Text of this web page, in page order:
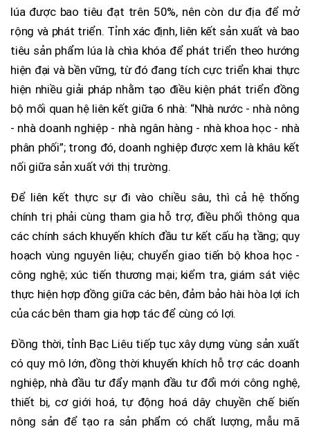
lúa được bao tiêu đạt trên 50%, nên còn dư địa để mở
rộng và phát triển. Tỉnh xác định, liên kết sản xuất và bao
tiêu sản phẩm lúa là chìa khóa để phát triển theo hướng
hiện đại và bền vững, từ đó đang tích cực triển khai thực
hiện nhiều giải pháp nhằm tạo điều kiện phát triển đồng
bộ mối quan hệ liên kết giữa 6 nhà: “Nhà nước - nhà nông
- nhà doanh nghiệp - nhà ngân hàng - nhà khoa học - nhà
phân phối”; trong đó, doanh nghiệp được xem là khâu kết
nối giữa sản xuất với thị trường.
Để liên kết thực sự đi vào chiều sâu, thì cả hệ thống
chính trị phải cùng tham gia hỗ trợ, điều phối thông qua
các chính sách khuyến khích đầu tư kết cấu hạ tầng; quy
hoạch vùng nguyên liệu; chuyển giao tiến bộ khoa học -
công nghệ; xúc tiến thương mại; kiểm tra, giám sát việc
thực hiện hợp đồng giữa các bên, đảm bảo hài hòa lợi ích
của các bên tham gia hợp tác để cùng có lợi.
Đồng thời, tỉnh Bạc Liêu tiếp tục xây dựng vùng sản xuất
có quy mô lớn, đồng thời khuyến khích hỗ trợ các doanh
nghiệp, nhà đầu tư đẩy mạnh đầu tư đổi mới công nghệ,
thiết bị, cơ giới hoá, tự động hoá dây chuyền chế biến
nông sản để tạo ra sản phẩm có chất lượng, mẫu mã